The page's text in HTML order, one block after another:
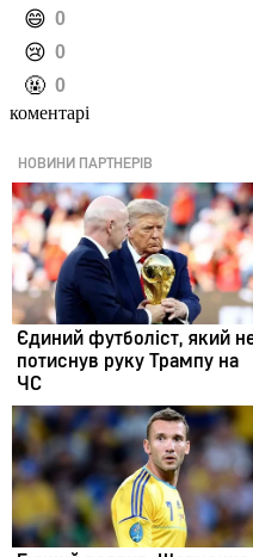
️😄 0
️😢 0
️🤬 0
коментарі